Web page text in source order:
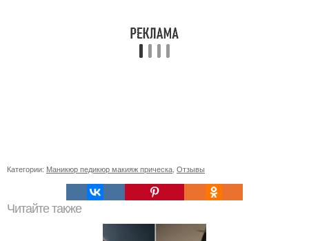
Категории: Маникюр педикюр макияж прическа Отзывы
Читайте также